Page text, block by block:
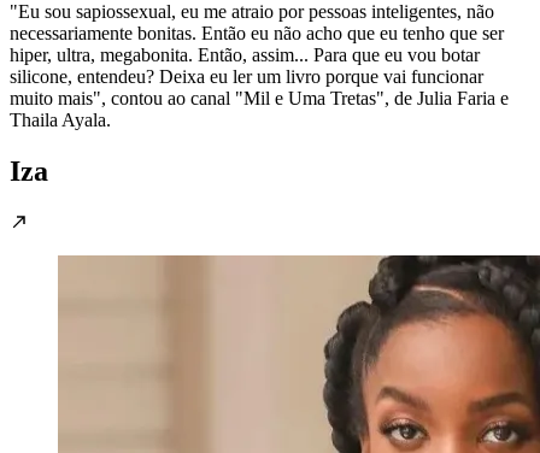
"Eu sou sapiossexual, eu me atraio por pessoas inteligentes, não
necessariamente bonitas. Então eu não acho que eu tenho que ser
hiper, ultra, megabonita. Então, assim... Para que eu vou botar
silicone, entendeu? Deixa eu ler um livro porque vai funcionar
muito mais", contou ao canal "Mil e Uma Tretas", de Julia Faria e
Thaila Ayala.
Iza